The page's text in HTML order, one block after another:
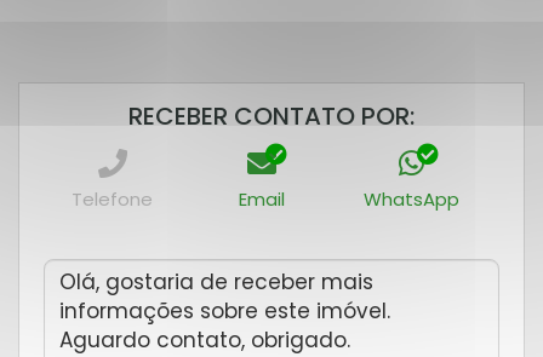
RECEBER CONTATO POR:
Telefone Email WhatsApp